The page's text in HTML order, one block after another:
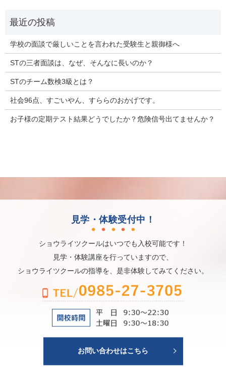
学校の面談で厳しいことを言われた受験生と親御様へ
STの三者面談は、なぜ、そんなに長いのか？
STのチーム数検3級とは？
社会96点、すごいやん、すららのおかげです。
お子様の定期テスト結果どうでしたか？危険信号出てませんか？
見学・体験受付中！
ショウライツクールはいつでも入校可能です！
見学・体験講座を行っていますので、
ショウライツクールの指導を、是非体験してみてください。
お問い合わせはこちら